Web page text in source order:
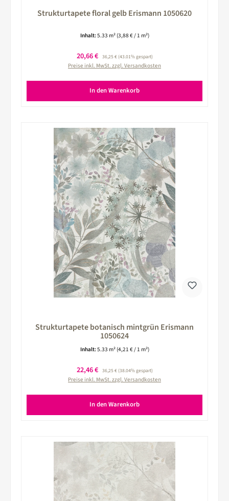
Strukturtapete floral gelb Erismann 1050620
Inhalt:5.33 m² (3,88 € / 1 m²)
Verkaufspreis:
20,66 € Regulärer Preis:
36,25 €(43.01% gespart)
Preise inkl. MwSt. zzgl. Versandkosten
In den Warenkorb
Strukturtapete botanisch mintgrün Erismann
1050624
Inhalt:5.33 m² (4,21 € / 1 m²)
Verkaufspreis:
22,46 € Regulärer Preis:
36,25 €(38.04% gespart)
Preise inkl. MwSt. zzgl. Versandkosten
In den Warenkorb